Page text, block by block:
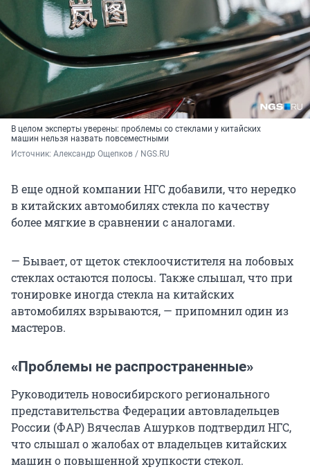
В целом эксперты уверены: проблемы со стеклами у китайских
машин нельзя назвать повсеместными
Источник: Александр Ощепков / NGS.RU
В еще одной компании НГС добавили, что нередко
в китайских автомобилях стекла по качеству
более мягкие в сравнении с аналогами.
— Бывает, от щеток стеклоочистителя на лобовых
стеклах остаются полосы. Также слышал, что при
тонировке иногда стекла на китайских
автомобилях взрываются, — припомнил один из
мастеров.
«Проблемы не распространенные»
Руководитель новосибирского регионального
представительства Федерации автовладельцев
России (ФАР) Вячеслав Ашурков подтвердил НГС,
что слышал о жалобах от владельцев китайских
машин о повышенной хрупкости стекол.